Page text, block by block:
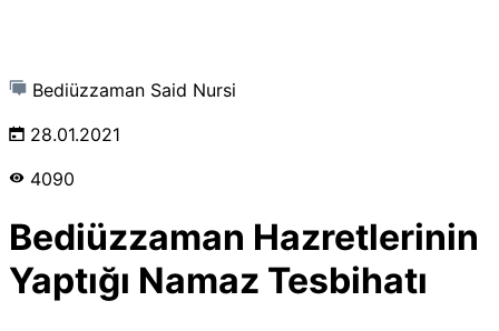
Bediüzzaman Said Nursi
28.01.2021
4090
Bediüzzaman Hazretlerinin
Yaptığı Namaz Tesbihatı